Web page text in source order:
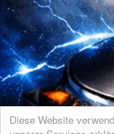
Diese Website